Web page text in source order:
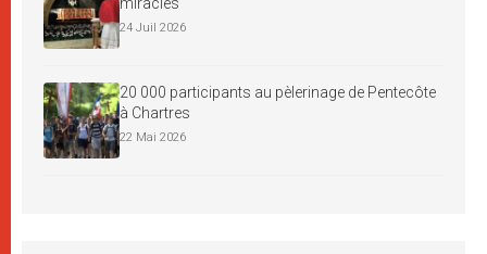
24 Juil 2026
20 000 participants au pèlerinage de Pentecôte
à Chartres
22 Mai 2026